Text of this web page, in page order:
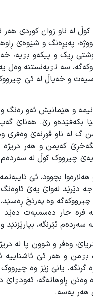
کوڵ لە ناو زوان کوردی
پەیڕەنگ و شێوەێ
ڕیک و پیکەو بۊیە،
سە تۊیەنستنە وەل
و خەیاڵ لە ئێ
و هێمانیش ئەو رەنگ و
بکەفێدەو رێ. هەناێ
لە ناو قوڕنەێ وەفری
کەیمن و هەر
چیرووک کوڵ لە سەردەم
بچوود، ئێ
دێرێد لەواێ یەێ
وە پەرتخ
جار دەسمیەت دەێد
ئێرنگە،
وەفر و شوون پا لە
بۊمن و هەر ئێ
یانێ زێز وە چیرووک
ڕاوهاتەگە،
هەر یەسە.